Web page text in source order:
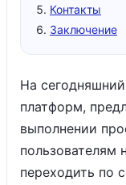
Контакты
Заключение
На
платформ,
выполнении
пользователям
переходить по